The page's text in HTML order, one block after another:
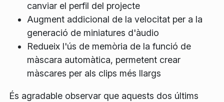
canviar el perfil del projecte
Augment addicional de la velocitat per a la
generació de miniatures d'àudio
Redueix l'ús de memòria de la funció de
màscara automàtica, permetent crear
màscares per als clips més llargs
És agradable observar que aquests dos últims